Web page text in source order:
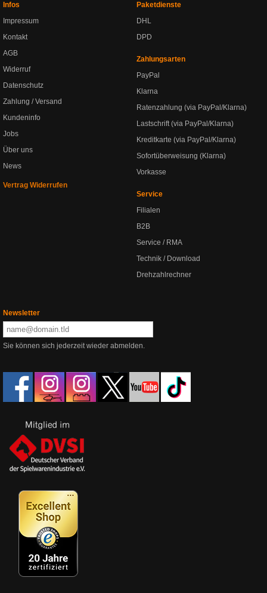
Infos
Impressum
Kontakt
AGB
Widerruf
Datenschutz
Zahlung / Versand
Kundeninfo
Jobs
Über uns
News
Vertrag Widerrufen
Paketdienste
DHL
DPD
Zahlungsarten
PayPal
Klarna
Ratenzahlung (via PayPal/Klarna)
Lastschrift (via PayPal/Klarna)
Kreditkarte (via PayPal/Klarna)
Sofortüberweisung (Klarna)
Vorkasse
Service
Filialen
B2B
Service / RMA
Technik / Download
Drehzahlrechner
Newsletter
Sie können sich jederzeit wieder abmelden.